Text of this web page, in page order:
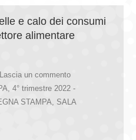
e calo dei consumi
alimentare
Lascia un commento
, 4° trimestre 2022 -
STAMPA, SALA